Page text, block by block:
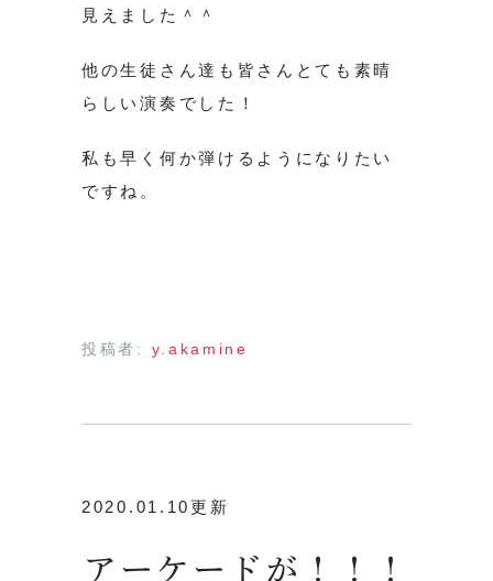
見えました＾＾
他の生徒さん達も皆さんとても素晴
らしい演奏でした！
私も早く何か弾けるようになりたい
ですね。
投稿者: y.akamine
2020.01.10更新
アーケードが！！！